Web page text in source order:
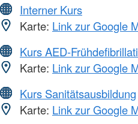
Interner Kurs
Karte: Link zur Google
Kurs AED-
Karte: Link zur Google
Kurs Sanitätsausbildung
Karte: Link zur Google